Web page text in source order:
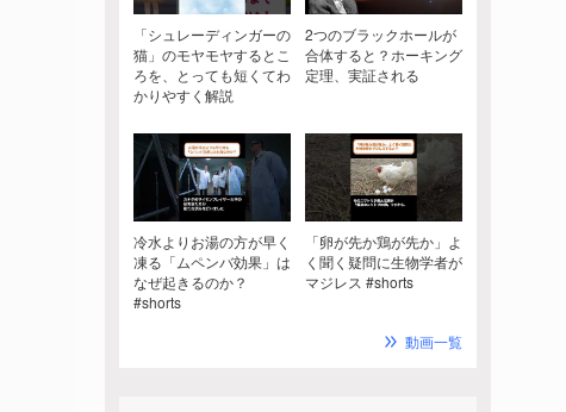
「シュレーディンガーの
猫」のモヤモヤするとこ
ろを、とっても短くてわ
かりやすく解説
2つのブラックホールが
合体すると？ホーキング
定理、実証される
冷水よりお湯の方が早く
凍る「ムペンバ効果」は
なぜ起きるのか？
#shorts
「卵が先か鶏が先か」よ
く聞く疑問に生物学者が
マジレス #shorts
動画一覧